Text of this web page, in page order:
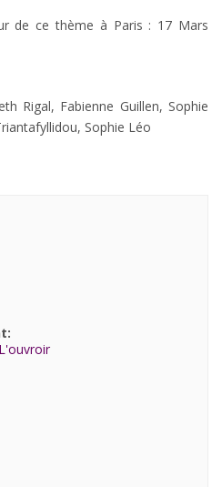
de ce thème à Paris : 17 Mars
Rigal, Fabienne Guillen, Sophie
Sophie Léo
L'ouvroir